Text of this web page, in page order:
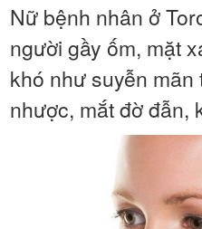
Nữ bệnh nhân ở
người gầy ốm, mặt
khó như suyễn
nhược, mắt đờ đẫn,